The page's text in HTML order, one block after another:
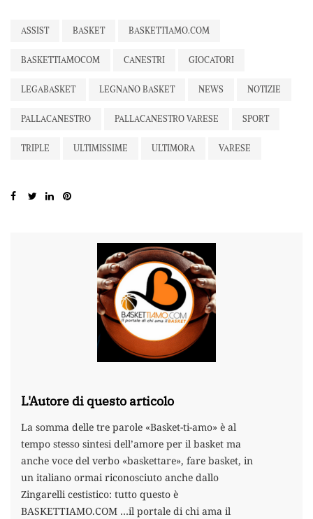
ASSIST BASKET BASKETTIAMO.COM
BASKETTIAMOCOM CANESTRI GIOCATORI
LEGABASKET LEGNANO BASKET NEWS NOTIZIE
PALLACANESTRO PALLACANESTRO VARESE SPORT
TRIPLE ULTIMISSIME ULTIMORA VARESE
L'Autore di questo articolo
La somma delle tre parole «Basket-ti-amo» è al
tempo stesso sintesi dell’amore per il basket ma
anche voce del verbo «baskettare», fare basket, in
un italiano ormai riconosciuto anche dallo
Zingarelli cestistico: tutto questo è
BASKETTIAMO.COM …il portale di chi ama il